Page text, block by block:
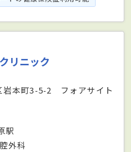
リニック
岩本町3-5-2 フォアサイト
駅
外科